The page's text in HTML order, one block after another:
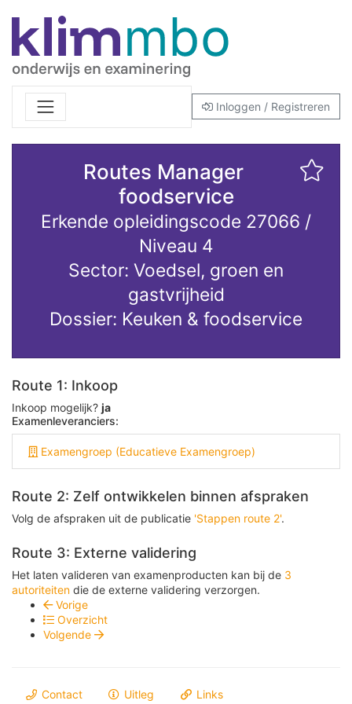
Inloggen / Registreren
Routes Manager
foodservice
Erkende opleidingscode 27066 /
Niveau 4
Sector: Voedsel, groen en
gastvrijheid
Dossier: Keuken & foodservice
Route 1: Inkoop
Inkoop mogelijk? ja
Examenleveranciers:
Examengroep (Educatieve Examengroep)
Route 2: Zelf ontwikkelen binnen afspraken
Volg de afspraken uit de publicatie 'Stappen route 2'.
Route 3: Externe validering
Het laten valideren van examenproducten kan bij de 3
autoriteiten die de externe validering verzorgen.
Vorige
Overzicht
Volgende
Contact Uitleg Links